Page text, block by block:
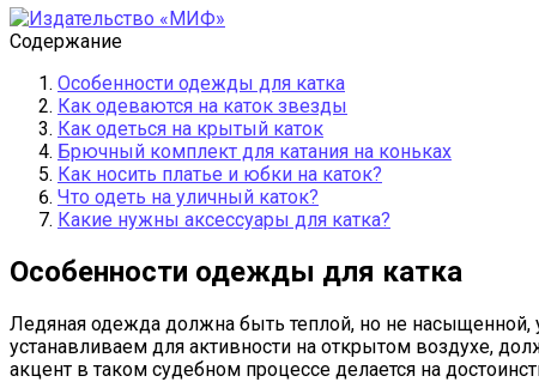
Содержание
Особенности одежды для катка
Как одеваются на каток звезды
Как одеться на крытый каток
Брючный комплект для катания на коньках
Как носить платье и юбки на каток?
Что одеть на уличный каток?
Какие нужны аксессуары для катка?
Особенности одежды для катка
Ледяная одежда должна быть теплой, но не
устанавливаем для активности на открытом воздухе,
акцент в таком судебном процессе делается на